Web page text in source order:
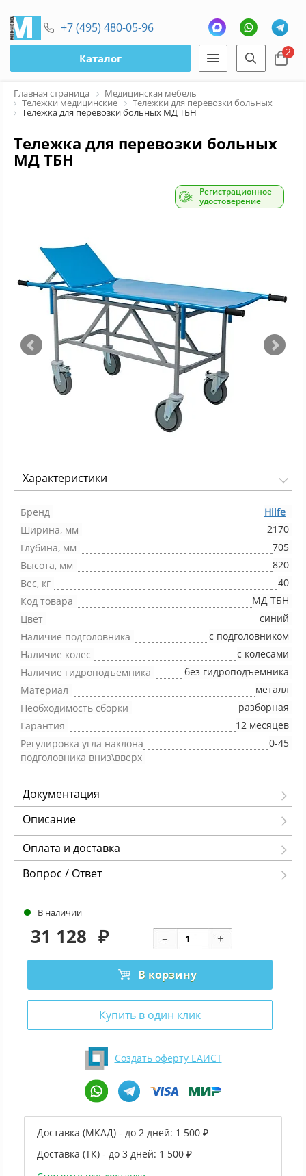
+7 (495) 480-05-96
Каталог 2
Главная страница Медицинская мебель
Тележки медицинские Тележки для перевозки больных
Тележка для перевозки больных МД ТБН
Тележка для перевозки больных
МД ТБН
Регистрационное
удостоверение
Характеристики
Бренд
Hilfe
Ширина, мм
2170
Глубина, мм
705
Высота, мм
820
Вес, кг
40
Код товара
МД ТБН
Цвет
синий
Наличие подголовника
с подголовником
Наличие колес
с колесами
Наличие гидроподъемника
без гидроподъемника
Материал
металл
Необходимость сборки
разборная
Гарантия
12 месяцев
Регулировка угла наклона
подголовника вниз\вверх
0-45
Документация
Описание
Оплата и доставка
Вопрос / Ответ
В наличии
31 128 ₽
В корзину
Купить в один клик
Создать оферту ЕАИСТ
Доставка (МКАД) - до 2 дней: 1 500 ₽
Доставка (ТК) - до 3 дней: 1 500 ₽